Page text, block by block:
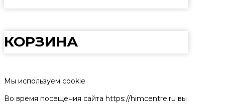
КОРЗИНА
Мы используем cookie
Во время посещения сайта https://himcentre.ru вы